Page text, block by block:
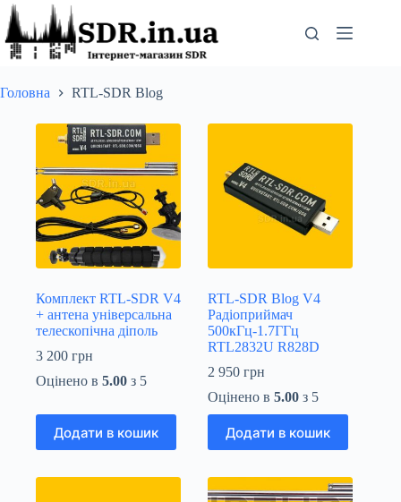
Перейти
до
вмісту
Головна RTL-SDR Blog
Комплект RTL-SDR V4
+ антена універсальна
телескопічна діполь
3 200 грн
Оцінено в 5.00 з 5
Додати в кошик
RTL-SDR Blog V4
Радіоприймач
500кГц-1.7ГГц
RTL2832U R828D
2 950грн
Оцінено в5.00 з 5
Додати в кошик